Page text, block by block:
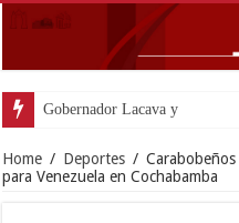
Gobernador Lacava y Alcaldesa
Home / Deportes /
para Venezuela en Cochabamba